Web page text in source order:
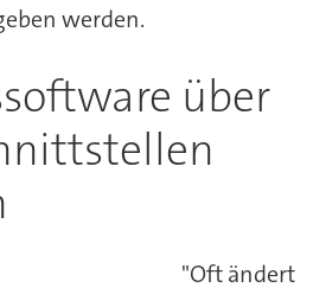
werden.
über
"Oft ändert